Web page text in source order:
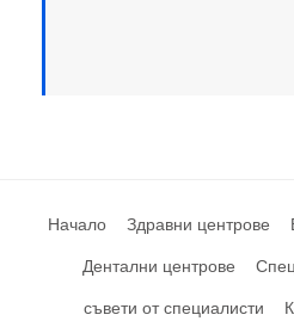
Начало Здравни центрове
Дентални центрове
съвети от специалисти